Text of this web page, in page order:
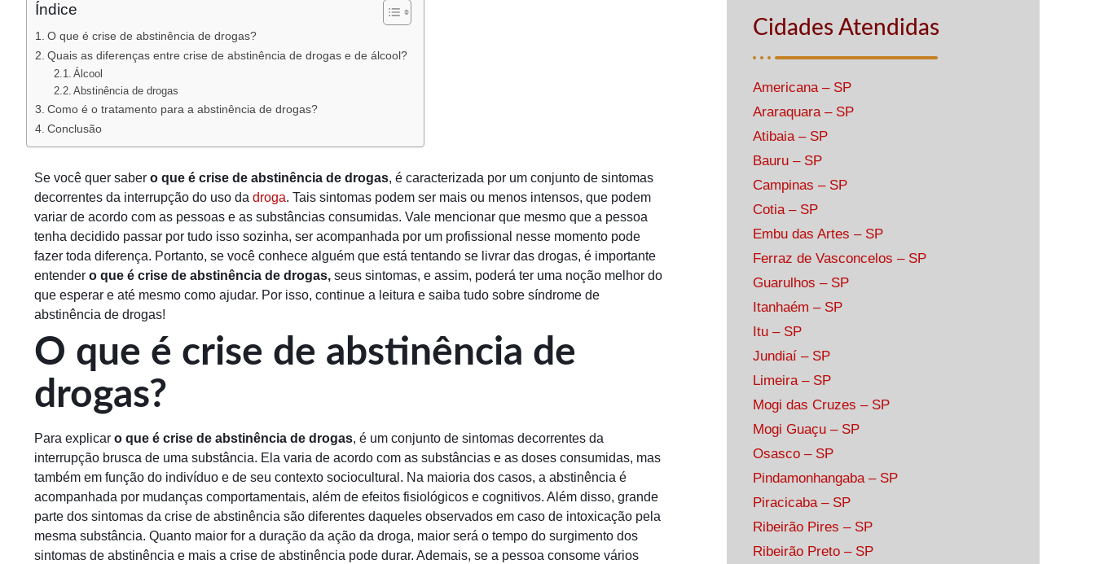
Índice
O que é crise de abstinência de drogas?
Quais as diferenças entre crise de abstinência de drogas e de álcool?
Álcool
Abstinência de drogas
Como é o tratamento para a abstinência de drogas?
Conclusão
Se você quer saber o que é crise de abstinência de drogas, é caracterizada por um conjunto de sintomas
decorrentes da interrupção do uso da droga. Tais sintomas podem ser mais ou menos intensos, que podem
variar de acordo com as pessoas e as substâncias consumidas. Vale mencionar que mesmo que a pessoa
tenha decidido passar por tudo isso sozinha, ser acompanhada por um profissional nesse momento pode
fazer toda diferença. Portanto, se você conhece alguém que está tentando se livrar das drogas, é importante
entender o que é crise de abstinência de drogas, seus sintomas, e assim, poderá ter uma noção melhor do
que esperar e até mesmo como ajudar. Por isso, continue a leitura e saiba tudo sobre síndrome de
abstinência de drogas!
O que é crise de abstinência de
drogas?
Para explicar o que é crise de abstinência de drogas, é um conjunto de sintomas decorrentes da
interrupção brusca de uma substância. Ela varia de acordo com as substâncias e as doses consumidas, mas
também em função do indivíduo e de seu contexto sociocultural. Na maioria dos casos, a abstinência é
acompanhada por mudanças comportamentais, além de efeitos fisiológicos e cognitivos. Além disso, grande
parte dos sintomas da crise de abstinência são diferentes daqueles observados em caso de intoxicação pela
mesma substância. Quanto maior for a duração da ação da droga, maior será o tempo do surgimento dos
sintomas de abstinência e mais a crise de abstinência pode durar. Ademais, se a pessoa consome vários
Cidades Atendidas
Americana – SP
Araraquara – SP
Atibaia – SP
Bauru – SP
Campinas – SP
Cotia – SP
Embu das Artes – SP
Ferraz de Vasconcelos – SP
Guarulhos – SP
Itanhaém – SP
Itu – SP
Jundiaí – SP
Limeira – SP
Mogi das Cruzes – SP
Mogi Guaçu – SP
Osasco – SP
Pindamonhangaba – SP
Piracicaba – SP
Ribeirão Pires – SP
Ribeirão Preto – SP